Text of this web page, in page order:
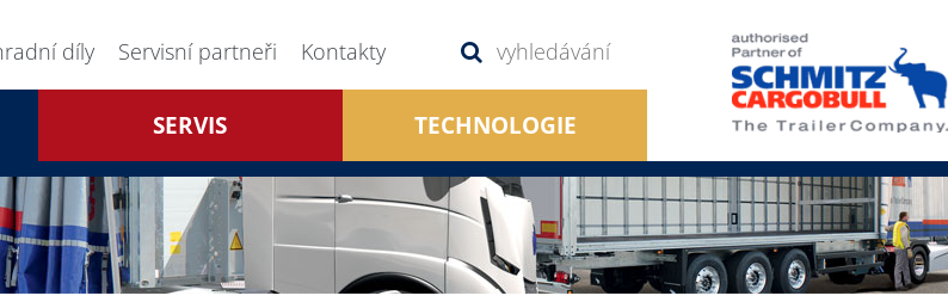
díly Servisní partneři Kontakty
SERVIS TECHNOLOGIE